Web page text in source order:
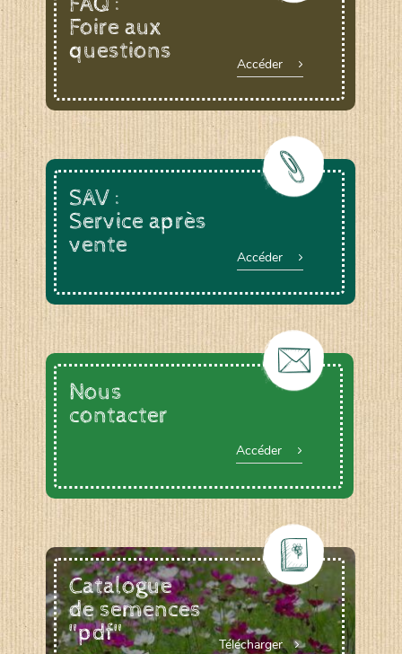
Le YOGA ou le BAIN DE GONG, animée par
Un ATELIER PRATIQUE ET THEORIQUE
autour du jardinage, biodynamie, la graine…
La RANDONNEE PEDESTRE pour profiter des
chemins bucoliques des environs
Et d’autres activités diverses : cuisine,
vannerie, inventaires sur notre domaine avec
un expert de la LPO, géobiologie…
Foire aux
questions
Accéder
SAV :
Service après
vente
Accéder
Nous
contacter
Accéder
Catalogue
de semences
"pdf"
Télécharger